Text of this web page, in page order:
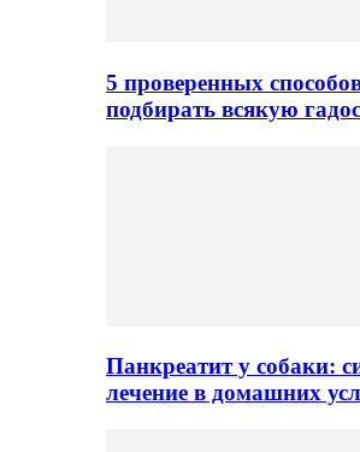
5 проверенных
подбирать всякую
Панкреатит у собаки:
лечение в домашних